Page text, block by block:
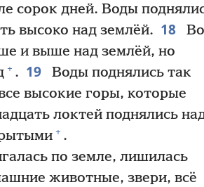
сорок дней. Воды
высоко над землёй. 18
и выше над землёй, но
+ . 19
Воды поднялись так
высокие горы, которые
локтей поднялись
+ .
по земле, лишилась
животные, звери, всё